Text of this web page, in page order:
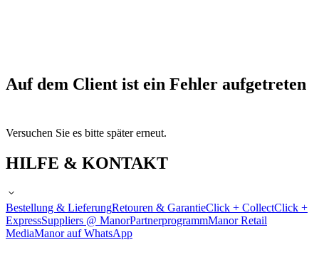
Auf dem Client ist ein Fehler aufgetreten
Versuchen Sie es bitte später erneut.
HILFE & KONTAKT
Bestellung & LieferungRetouren & GarantieClick + CollectClick +
ExpressSuppliers @ ManorPartnerprogrammManor Retail
MediaManor auf WhatsApp